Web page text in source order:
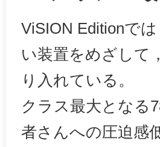
ViSION Editionで
い装置をめざして
り入れている。
クラス最大となる
者さんへの圧迫感